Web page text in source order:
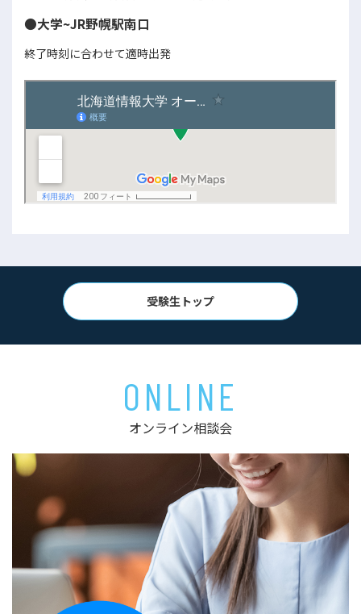
●大学~JR野幌駅南口
終了時刻に合わせて適時出発
受験生トップ
ONLINE
オンライン相談会